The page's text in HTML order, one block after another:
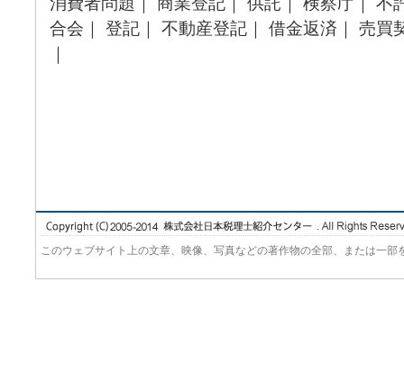
合会｜ 登記｜ 不動産登記｜ 借金返済｜ 売買
このウェブサイト上の文章、映像、写真などの著作物の全部、または一